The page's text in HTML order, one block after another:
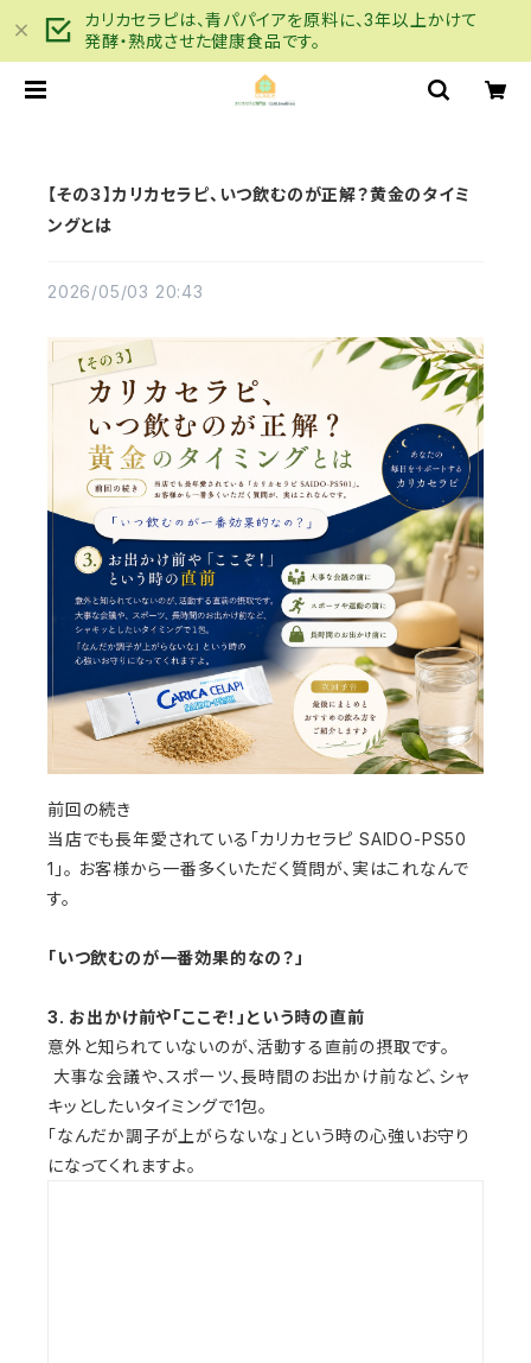
カリカセラピは、青パパイアを原料に、3年以上かけて
発酵・熟成させた健康食品です。
【その３】カリカセラピ、いつ飲むのが正解？黄金のタイミ
ングとは
2026/05/03 20:43
前回の続き
当店でも長年愛されている「カリカセラピ SAIDO-PS50
1」。 お客様から一番多くいただく質問が、実はこれなんで
す。
「いつ飲むのが一番効果的なの？」
3. お出かけ前や「ここぞ！」という時の直前
意外と知られていないのが、活動する直前の摂取です。
大事な会議や、スポーツ、長時間のお出かけ前など、シャ
キッとしたいタイミングで1包。
「なんだか調子が上がらないな」という時の心強いお守り
になってくれますよ。